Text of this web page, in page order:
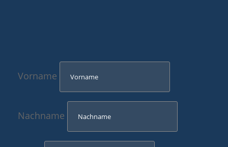
Vorname
Nachname